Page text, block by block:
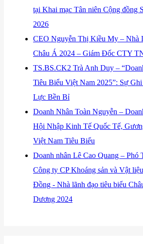
tại Khai mạc Tân niên Cộng đồng
2026
​CEO Nguyễn Thị Kiều My – Nhà
Châu Á 2024 – Giám Đốc CTY
TS.BS.CK2 Trà Anh Duy –
Tiêu Biểu Việt Nam 2025”: Sự
Lực Bền Bỉ
Doanh Nhân Toàn Nguyễn –
Hội Nhập Kinh Tế Quốc Tế,
Việt Nam Tiêu Biểu
Doanh nhân Lê Cao Quang –
Công ty CP Khoáng sản và Vật
Đồng - Nhà lãnh đạo tiêu biểu
Dương 2024